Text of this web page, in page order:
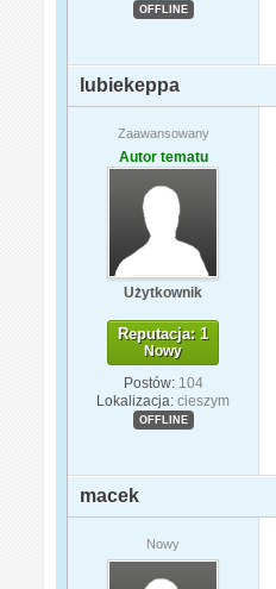
OFFLINE
lubiekeppa
Zaawansowany
Autor tematu
Użytkownik
Reputacja: 1
Nowy
Postów: 104
Lokalizacja: cieszym
OFFLINE
macek
Nowy